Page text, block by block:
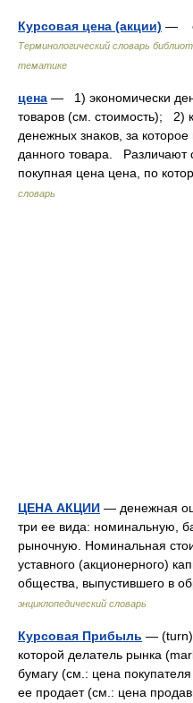
Курсовая цена (акции) —
Терминологический словарь
тематике
цена — 1) экономически
товаров (см. стоимость); 2)
денежных знаков, за
данного товара.
покупная цена цена, по
словарь
ЦЕНА АКЦИИ — денежная
три ее вида: номинальную,
рыночную. Номинальная
уставного (акционерного)
общества, выпустившего в
энциклопедический словарь
Курсовая Прибыль — (turn)
которой делатель рынка
бумагу (cм.: цена
ее продает (cм.: цена